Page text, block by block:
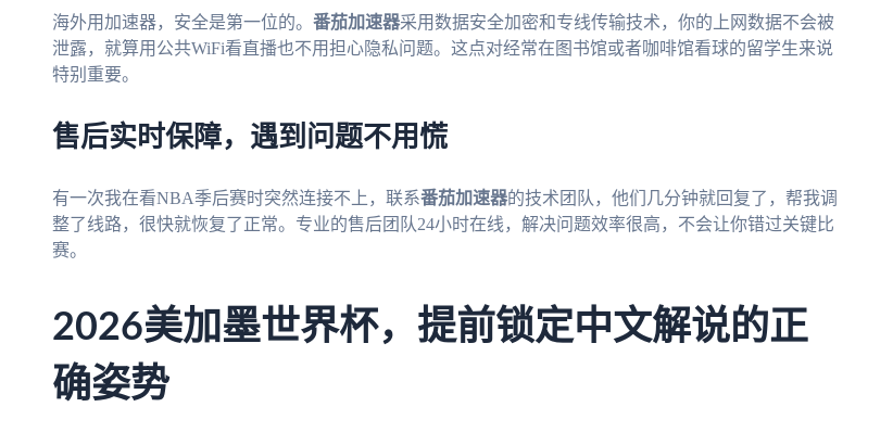
海外用加速器，安全是第一位的。 番茄加速器采用数据安全加密和专线传输技术，你的上网数据不会被
泄露，就算用公共WiFi看直播也不用担心隐私问题。这点对经常在图书馆或者咖啡馆看球的留学生来说
特别重要。
售后实时保障，遇到问题不用慌
有一次我在看NBA季后赛时突然连接不上，联系番茄加速器的技术团队，他们几分钟就回复了，帮我调
整了线路，很快就恢复了正常。专业的售后团队24小时在线，解决问题效率很高，不会让你错过关键比
赛。
2026美加墨世界杯，提前锁定中文解说的正
确姿势